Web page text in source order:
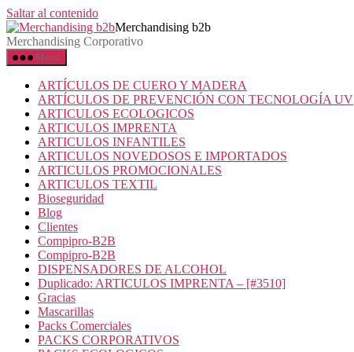
Saltar al contenido
Merchandising b2b
Merchandising Corporativo
Menú
ARTÍCULOS DE CUERO Y MADERA
ARTÍCULOS DE PREVENCIÓN CON TECNOLOGÍA UV
ARTICULOS ECOLOGICOS
ARTICULOS IMPRENTA
ARTICULOS INFANTILES
ARTICULOS NOVEDOSOS E IMPORTADOS
ARTICULOS PROMOCIONALES
ARTICULOS TEXTIL
Bioseguridad
Blog
Clientes
Compipro-B2B
Compipro-B2B
DISPENSADORES DE ALCOHOL
Duplicado: ARTICULOS IMPRENTA – [#3510]
Gracias
Mascarillas
Packs Comerciales
PACKS CORPORATIVOS